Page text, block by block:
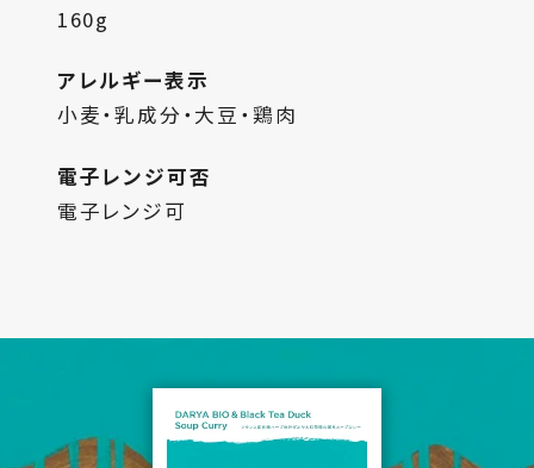
160g
アレルギー表示
小麦・乳成分・大豆・鶏肉
電子レンジ可否
電子レンジ可